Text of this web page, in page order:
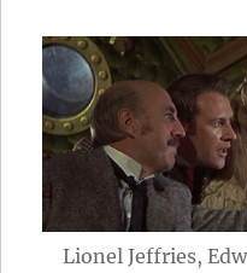
Lionel Jeffries,